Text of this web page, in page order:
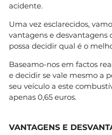
acidente.
Uma vez esclarecidos,
vantagens e desvantagens
possa decidir qual é o
Baseamo-nos em factos
e decidir se vale mesmo a
seu veículo a este
apenas 0,65 euros.
VANTAGENS E